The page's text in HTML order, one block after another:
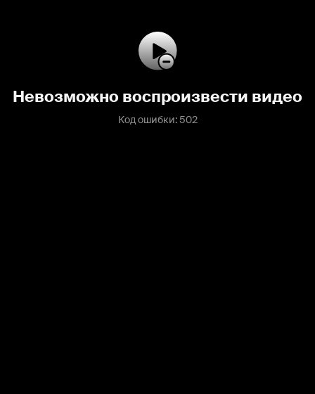
Невозможно воспроизвести видео
Код ошибки: 502